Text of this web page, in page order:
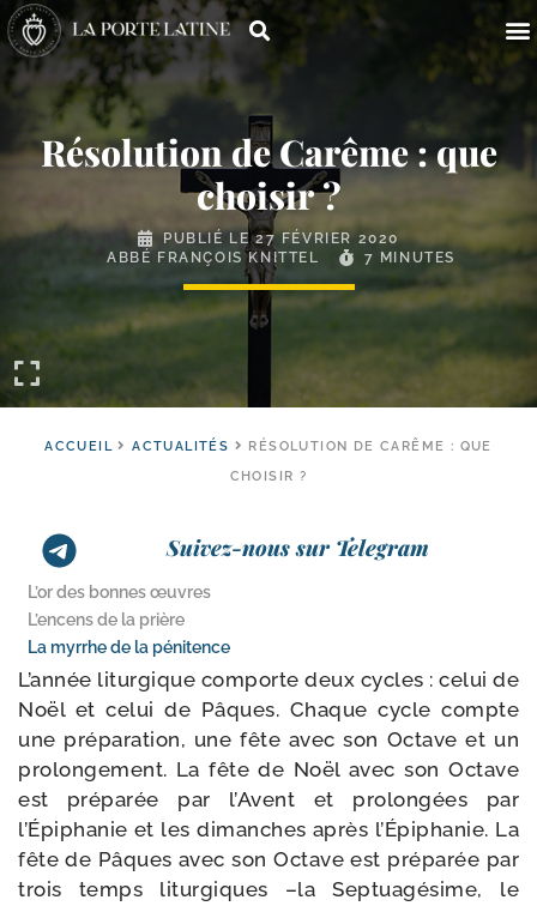
Résolution de Carême : que
choisir ?
PUBLIÉ LE27 FÉVRIER 2020
ABBÉ FRANÇOIS KNITTEL
7 MINUTES
ACCUEIL ACTUALITÉS
RÉSOLUTION DE CARÊME : QUE
CHOISIR ?
Suivez-nous sur Telegram
L’or des bonnes œuvres
L’encens de la prière
La myrrhe de la pénitence
L’année litur­gique com­porte deux cycles : celui de
Noël et celui de Pâques. Chaque cycle compte
une pré­pa­ra­tion, une fête avec son Octave et un
pro­lon­ge­ment. La fête de Noël avec son Octave
est pré­pa­rée par l’Avent et pro­lon­gées par
l’Épiphanie et les dimanches après l’Épiphanie. La
fête de Pâques avec son Octave est pré­pa­rée par
trois temps litur­giques –la Septuagésime, le